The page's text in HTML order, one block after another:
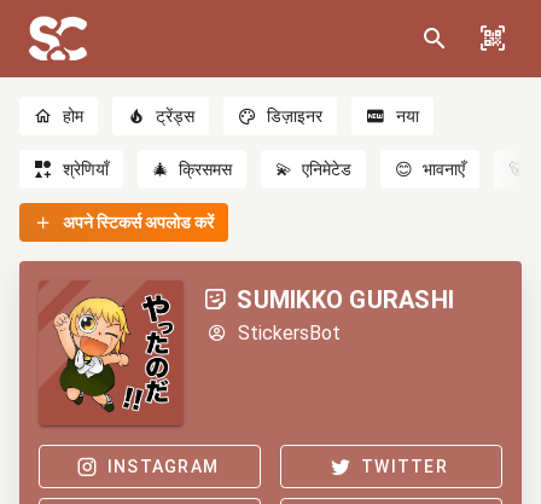
होम ट्रेंड्स डिज़ाइनर नया
श्रेणियाँ 🎄 क्रिसमस 💫 एनिमेटेड 😊 भावनाएँ 🐻
अपने स्टिकर्स अपलोड करें
SUMIKKO GURASHI
StickersBot
INSTAGRAM TWITTER